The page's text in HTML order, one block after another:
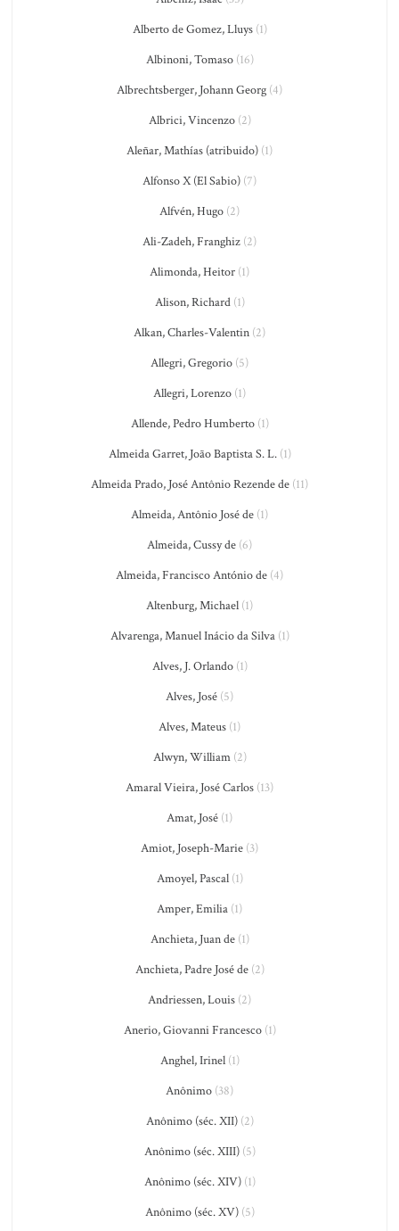
Alberto de Gomez, Lluys(1)
Albinoni, Tomaso(16)
Albrechtsberger, Johann Georg (4)
Albrici, Vincenzo(2)
Aleñar, Mathías (atribuido) (1)
Alfonso X (El Sabio) (7)
Alfvén, Hugo (2)
Ali-Zadeh, Franghiz (2)
Alimonda, Heitor (1)
Alison, Richard(1)
Alkan, Charles-Valentin (2)
Allegri, Gregorio (5)
Allegri, Lorenzo (1)
Allende, Pedro Humberto(1)
Almeida Garret, João Baptista S. L.(1)
Almeida Prado, José Antônio Rezende de (11)
Almeida, Antônio José de (1)
Almeida, Cussy de (6)
Almeida, Francisco António de (4)
Altenburg, Michael (1)
Alvarenga, Manuel Inácio da Silva(1)
Alves, J. Orlando(1)
Alves, José (5)
Alves, Mateus (1)
Alwyn, William(2)
Amaral Vieira, José Carlos (13)
Amat, José (1)
Amiot, Joseph-Marie (3)
Amoyel, Pascal(1)
Amper, Emilia (1)
Anchieta, Juan de(1)
Anchieta, Padre José de(2)
Andriessen, Louis (2)
Anerio, Giovanni Francesco(1)
Anghel, Irinel(1)
Anônimo (38)
Anônimo (séc. XII)(2)
Anônimo (séc. XIII)(5)
Anônimo (séc. XIV)(1)
Anônimo (séc. XV)(5)